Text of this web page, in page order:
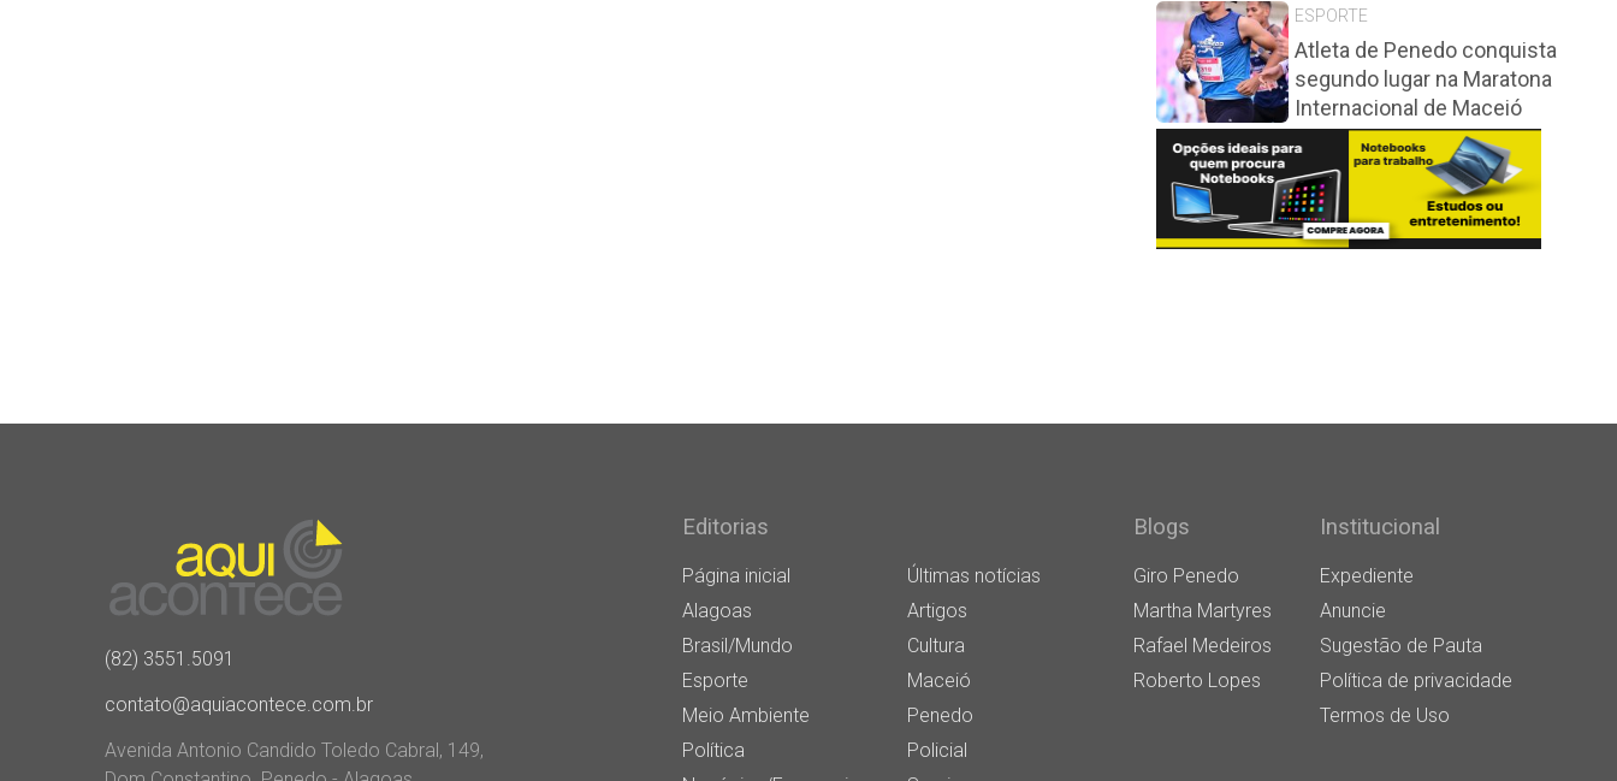
ESPORTE
Atleta de Penedo conquista
segundo lugar na Maratona
Internacional de Maceió
(82) 3551.5091
contato@aquiacontece.com.br
Avenida Antonio Candido Toledo Cabral, 149,
Editorias
Página inicial
Últimas notícias
Alagoas
Artigos
Brasil/Mundo
Cultura
Esporte
Maceió
Meio Ambiente
Penedo
Política
Policial
Blogs
Giro Penedo
Martha Martyres
Rafael Medeiros
Roberto Lopes
Institucional
Expediente
Anuncie
Sugestão de Pauta
Política de privacidade
Termos de Uso